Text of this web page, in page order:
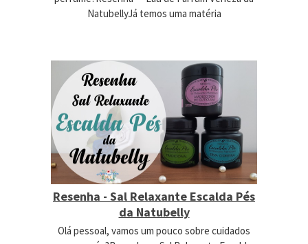
NatubellyJá temos uma matéria
Resenha - Sal Relaxante Escalda Pés
da Natubelly
Olá pessoal, vamos um pouco sobre cuidados